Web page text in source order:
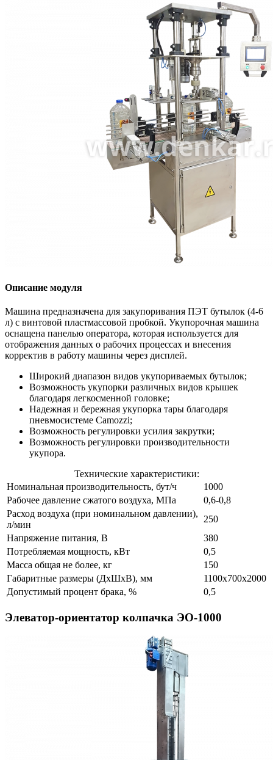
Описание модуля
Машина предназначена для закупоривания ПЭТ бутылок (4-6
л) c винтовой пластмассовой пробкой. Укупорочная машина
оснащена панелью оператора, которая используется для
отображения данных о рабочих процессах и внесения
корректив в работу машины через дисплей.
Широкий диапазон видов укупориваемых бутылок;
Возможность укупорки различных видов крышек
благодаря легкосменной головке;
Надежная и бережная укупорка тары благодаря
пневмосистеме Camozzi;
Возможность регулировки усилия закрутки;
Возможность регулировки производительности
укупора.
Технические характеристики:
Номинальная производительность, бут/ч
1000
Рабочее давление сжатого воздуха, МПа
0,6-0,8
Расход воздуха (при номинальном давлении),
л/мин
250
Напряжение питания, В
380
Потребляемая мощность, кВт
0,5
Масса общая не более, кг
150
Габаритные размеры (ДхШхВ), мм
1100х700х2000
Допустимый процент брака, %
0,5
Элеватор-ориентатор колпачка ЭО-1000